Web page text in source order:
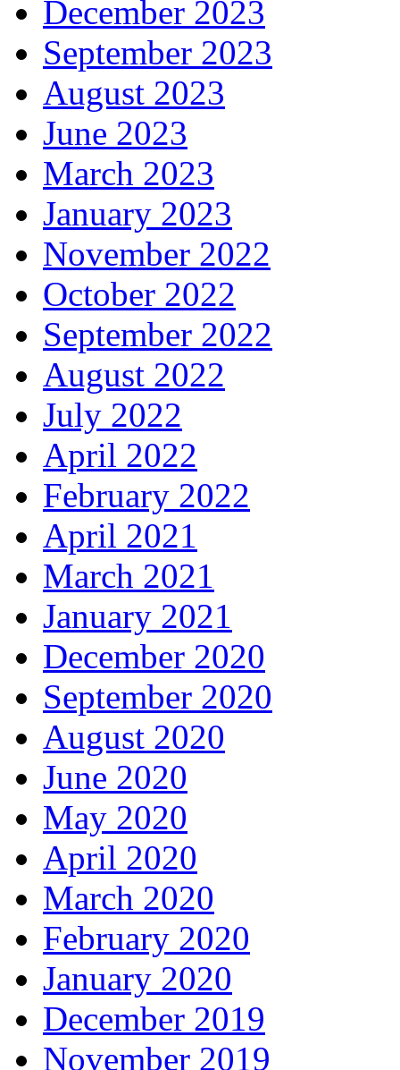
December 2023
September 2023
August 2023
June 2023
March 2023
January 2023
November 2022
October 2022
September 2022
August 2022
July 2022
April 2022
February 2022
April 2021
March 2021
January 2021
December 2020
September 2020
August 2020
June 2020
May 2020
April 2020
March 2020
February 2020
January 2020
December 2019
November 2019